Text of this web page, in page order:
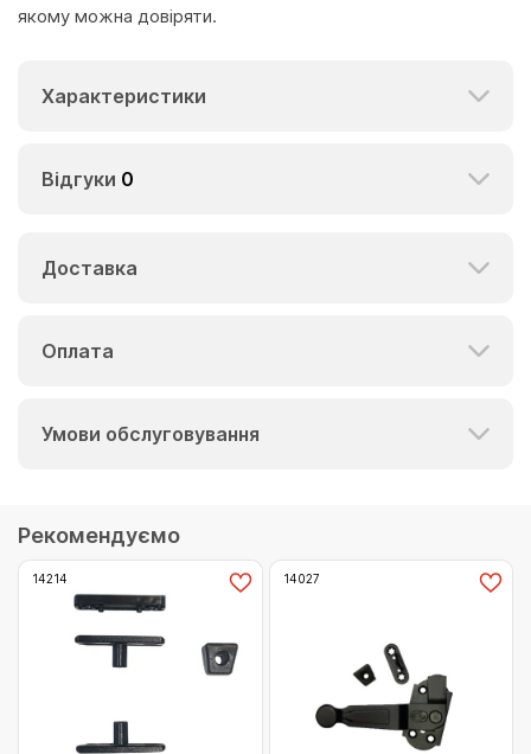
якому можна довіряти.
Характеристики
Відгуки 0
Доставка
Оплата
Умови обслуговування
Рекомендуємо
14214 14027